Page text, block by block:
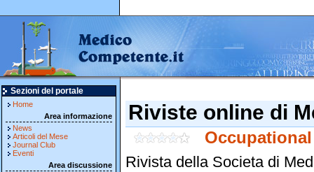
Sezioni del portale
Home
Area informazione
News
Articoli del Mese
Journal Club
Eventi
Area discussione
Riviste online di
Rivista della Societa di